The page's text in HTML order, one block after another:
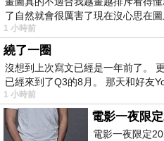
了自然就會很厲害了現在沒心思
1 小時前
繞了一圈
沒想到上次寫文已經是一年前了。
已經來到了Q3的8月。 那天和好友
1 小時前
電影一夜限定